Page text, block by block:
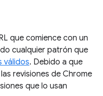
que comience con un
cualquier patrón que
válidos. Debido a que
revisiones de Chrome
que lo usan